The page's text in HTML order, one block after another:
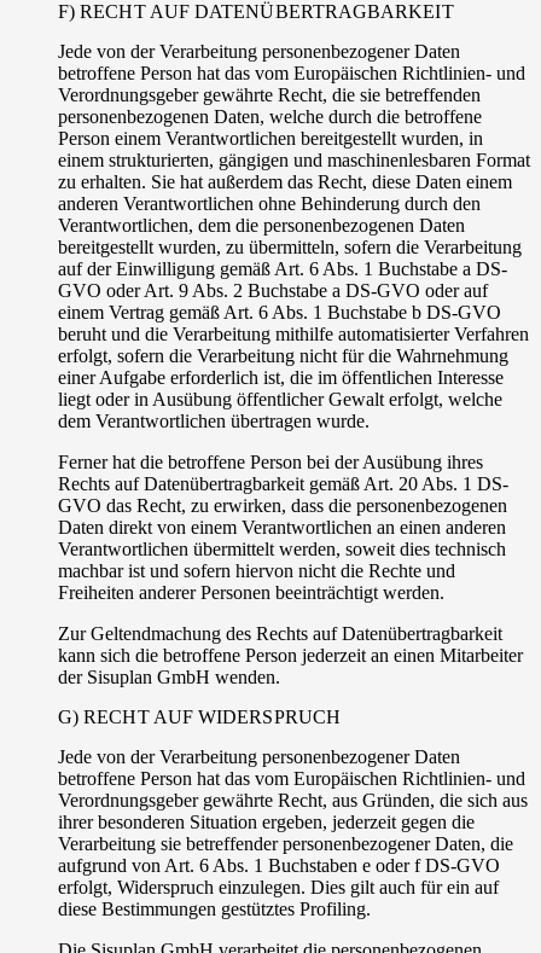
F) RECHT AUF DATENÜBERTRAGBARKEIT
Jede von der Verarbeitung personenbezogener Daten
betroffene Person hat das vom Europäischen Richtlinien- und
Verordnungsgeber gewährte Recht, die sie betreffenden
personenbezogenen Daten, welche durch die betroffene
Person einem Verantwortlichen bereitgestellt wurden, in
einem strukturierten, gängigen und maschinenlesbaren Format
zu erhalten. Sie hat außerdem das Recht, diese Daten einem
anderen Verantwortlichen ohne Behinderung durch den
Verantwortlichen, dem die personenbezogenen Daten
bereitgestellt wurden, zu übermitteln, sofern die Verarbeitung
auf der Einwilligung gemäß Art. 6 Abs. 1 Buchstabe a DS-
GVO oder Art. 9 Abs. 2 Buchstabe a DS-GVO oder auf
einem Vertrag gemäß Art. 6 Abs. 1 Buchstabe b DS-GVO
beruht und die Verarbeitung mithilfe automatisierter Verfahren
erfolgt, sofern die Verarbeitung nicht für die Wahrnehmung
einer Aufgabe erforderlich ist, die im öffentlichen Interesse
liegt oder in Ausübung öffentlicher Gewalt erfolgt, welche
dem Verantwortlichen übertragen wurde.
Ferner hat die betroffene Person bei der Ausübung ihres
Rechts auf Datenübertragbarkeit gemäß Art. 20 Abs. 1 DS-
GVO das Recht, zu erwirken, dass die personenbezogenen
Daten direkt von einem Verantwortlichen an einen anderen
Verantwortlichen übermittelt werden, soweit dies technisch
machbar ist und sofern hiervon nicht die Rechte und
Freiheiten anderer Personen beeinträchtigt werden.
Zur Geltendmachung des Rechts auf Datenübertragbarkeit
kann sich die betroffene Person jederzeit an einen Mitarbeiter
der Sisuplan GmbH wenden.
G) RECHT AUF WIDERSPRUCH
Jede von der Verarbeitung personenbezogener Daten
betroffene Person hat das vom Europäischen Richtlinien- und
Verordnungsgeber gewährte Recht, aus Gründen, die sich aus
ihrer besonderen Situation ergeben, jederzeit gegen die
Verarbeitung sie betreffender personenbezogener Daten, die
aufgrund von Art. 6 Abs. 1 Buchstaben e oder f DS-GVO
erfolgt, Widerspruch einzulegen. Dies gilt auch für ein auf
diese Bestimmungen gestütztes Profiling.